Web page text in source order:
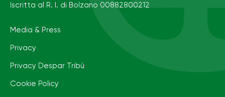
Iscritta al R. I. di Bolzano 00882800212
Media & Press
Privacy
Privacy Despar Tribù
Cookie Policy